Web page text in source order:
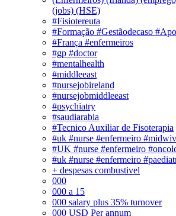
(jobs) (HSE)
#Fisiotereuta
#Formação #Gestãodecaso
#França #enfermeiros
#gp #doctor
#mentalhealth
#middleeast
#nursejobireland
#nursejobmiddleeast
#psychiatry
#saudiarabia
#Tecnico Auxiliar de Fisoterapia
#uk #nurse #enfermeiro
#UK #nurse #enfermeiro
#uk #nurse #enfermeiro
+ despesas combustivel
000
000 a 15
000 salary plus 35% turnover
000 USD Per annum